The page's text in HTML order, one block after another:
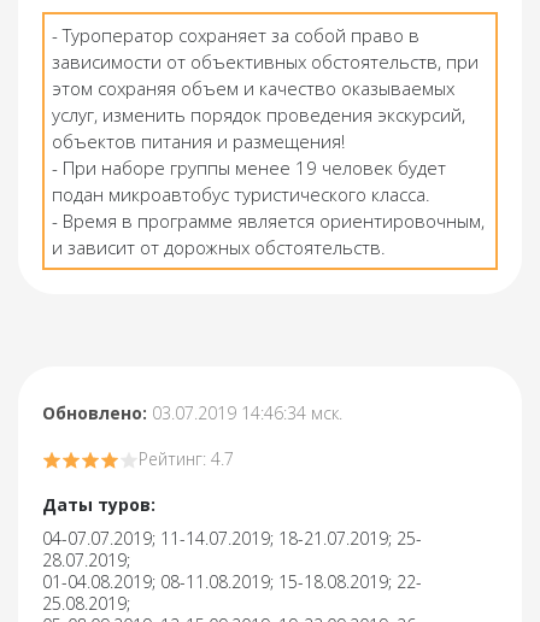
- Туроператор сохраняет за собой право в
зависимости от объективных обстоятельств, при
этом сохраняя объем и качество оказываемых
услуг, изменить порядок проведения экскурсий,
объектов питания и размещения!
- При наборе группы менее 19 человек будет
подан микроавтобус туристического класса.
- Время в программе является ориентировочным,
и зависит от дорожных обстоятельств.
Обновлено: 03.07.2019 14:46:34 мск.
Рейтинг: 4.7
Даты туров:
04-07.07.2019; 11-14.07.2019; 18-21.07.2019; 25-
28.07.2019;
01-04.08.2019; 08-11.08.2019; 15-18.08.2019; 22-
25.08.2019;